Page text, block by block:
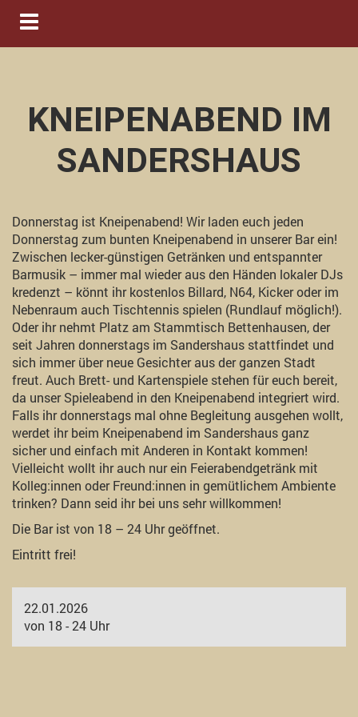
Navigation ein-/ausblenden
KNEIPENABEND IM
SANDERSHAUS
Donnerstag ist Kneipenabend! Wir laden euch jeden
Donnerstag zum bunten Kneipenabend in unserer Bar ein!
Zwischen lecker-günstigen Getränken und entspannter
Barmusik – immer mal wieder aus den Händen lokaler DJs
kredenzt – könnt ihr kostenlos Billard, N64, Kicker oder im
Nebenraum auch Tischtennis spielen (Rundlauf möglich!).
Oder ihr nehmt Platz am Stammtisch Bettenhausen, der
seit Jahren donnerstags im Sandershaus stattfindet und
sich immer über neue Gesichter aus der ganzen Stadt
freut. Auch Brett- und Kartenspiele stehen für euch bereit,
da unser Spieleabend in den Kneipenabend integriert wird.
Falls ihr donnerstags mal ohne Begleitung ausgehen wollt,
werdet ihr beim Kneipenabend im Sandershaus ganz
sicher und einfach mit Anderen in Kontakt kommen!
Vielleicht wollt ihr auch nur ein Feierabendgetränk mit
Kolleg:innen oder Freund:innen in gemütlichem Ambiente
trinken? Dann seid ihr bei uns sehr willkommen!
Die Bar ist von 18 – 24 Uhr geöffnet.
Eintritt frei!
22.01.2026
von 18 - 24 Uhr